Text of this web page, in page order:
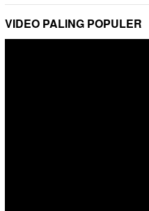
VIDEO PALING POPULER